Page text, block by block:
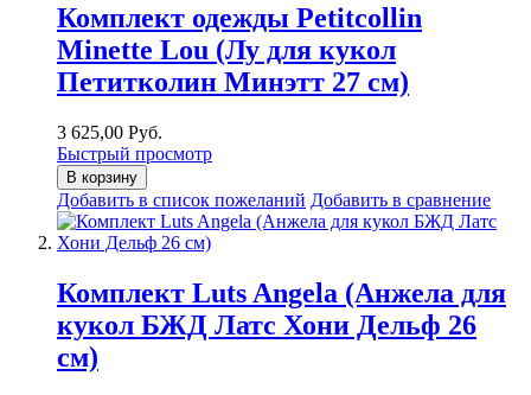
Комплект одежды Petitcollin
Minette Lou (Лу для кукол
Петитколин Минэтт 27 см)
3 625,00 Руб.
Быстрый просмотр
В корзину
Добавить в список пожеланий Добавить в сравнение
Комплект Luts Angela (Анжела для
кукол БЖД Латс Хони Дельф 26
см)